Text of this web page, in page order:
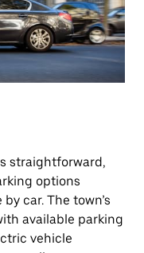
straightforward,
options
car. The town’s
available parking
vehicle